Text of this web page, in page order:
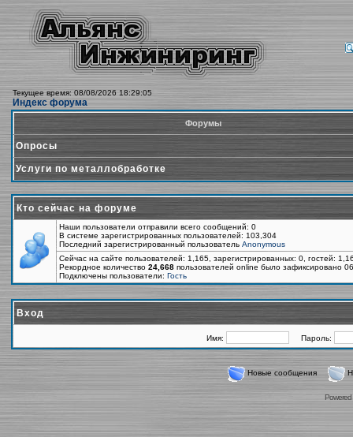
Текущее время: 08/08/2026 18:29:05
Индекс форума
Форумы
Опросы
Услуги по металлобработке
Кто сейчас на форуме
Наши пользователи отправили всего сообщений: 0
В системе зарегистрированных пользователей: 103,304
Последний зарегистрированный пользователь Anonymous
Сейчас на сайте пользователей: 1,165, зарегистрированных: 0, гостей:
Рекордное количество 24,668 пользователей online было зафиксировано
Подключены пользователи: Гость
Вход
Имя: Пароль:
Новые сообщения